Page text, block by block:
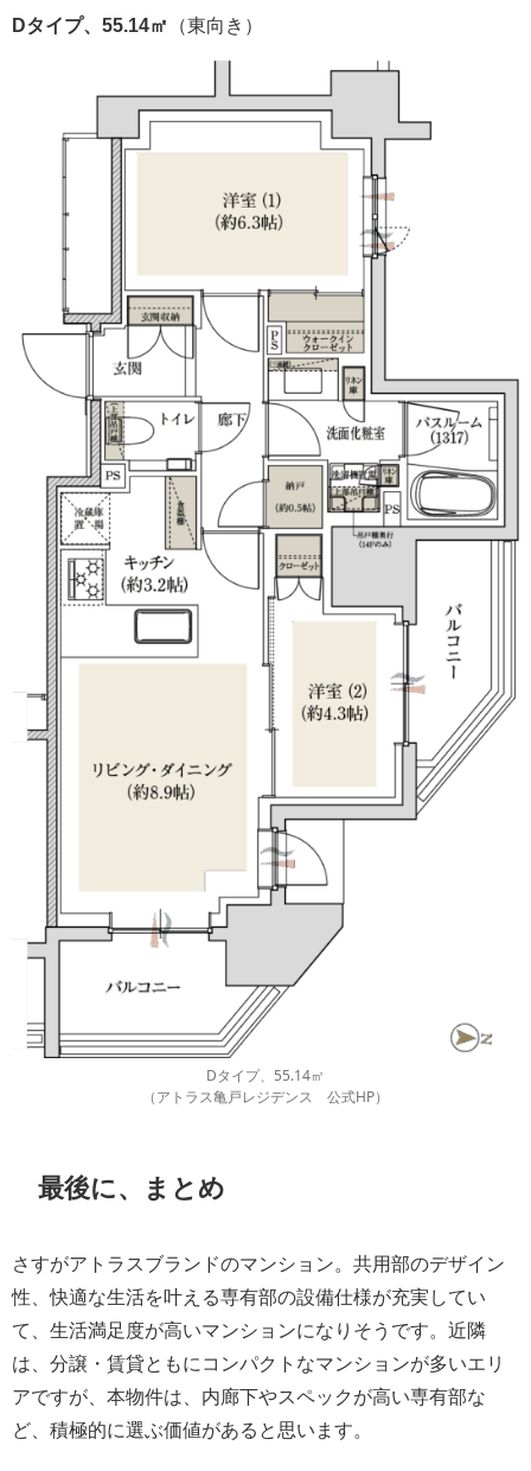
Dタイプ、55.14㎡ （東向き）
Dタイプ、55.14㎡
（アトラス亀戸レジデンス 公式HP）
最後に、まとめ
さすがアトラスブランドのマンション。共用部のデザイン
性、快適な生活を叶える専有部の設備仕様が充実してい
て、生活満足度が高いマンションになりそうです。近隣
は、分譲・賃貸ともにコンパクトなマンションが多いエリ
アですが、本物件は、内廊下やスペックが高い専有部な
ど、積極的に選ぶ価値があると思います。